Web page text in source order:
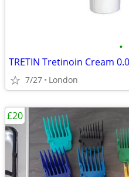
•
TRETIN Tretinoin Cream
7/27 London
£20